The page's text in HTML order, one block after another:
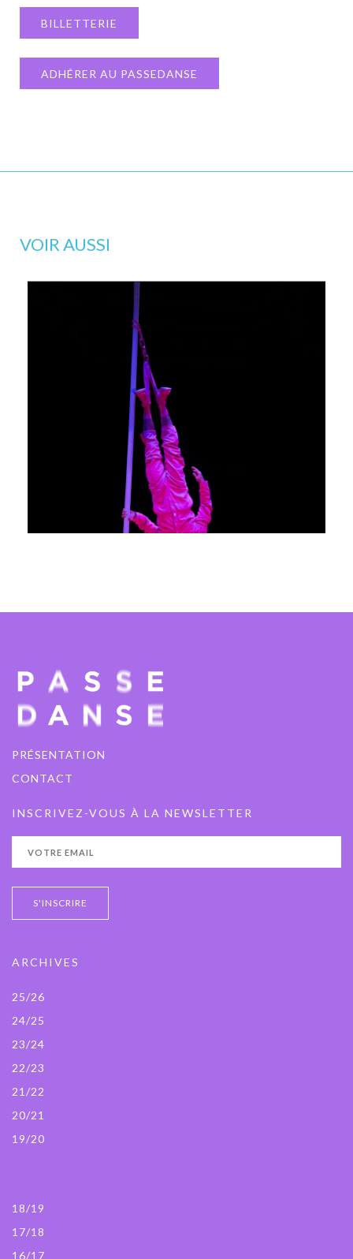
BILLETTERIE
ADHÉRER AU PASSEDANSE
VOIR AUSSI
USINE À GAZ
PRÉSENTATION
CONTACT
INSCRIVEZ-VOUS À LA NEWSLETTER
ARCHIVES
25/26
24/25
23/24
22/23
21/22
20/21
19/20
18/19
17/18
16/17